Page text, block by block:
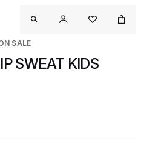
SALE
SWEAT KIDS